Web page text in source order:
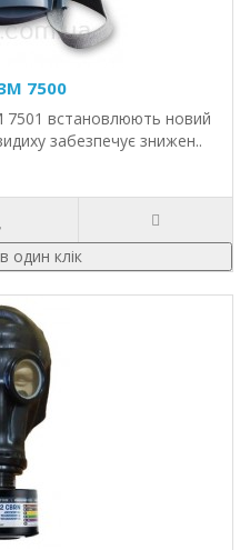
7500
7501 встановлюють новий
забезпечує знижен..
один клік